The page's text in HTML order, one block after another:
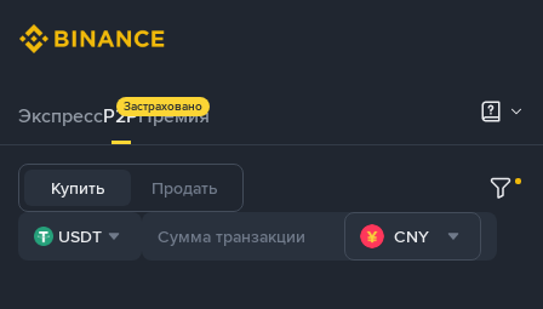
ЭкспрессP2PПремия
Застраховано
Купить Продать
USDT CNY